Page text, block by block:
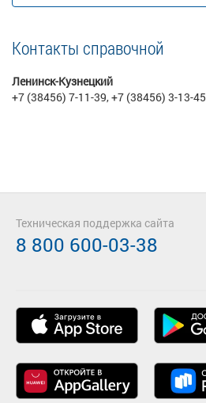
Контакты справочной
Ленинск-Кузнецкий
+7 (38456) 7-11-39, +7 (38456) 3-13-45
Техническая поддержка сайта
8 800 600-03-38